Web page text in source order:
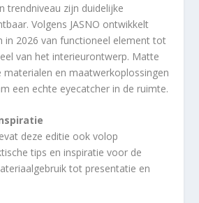
trendniveau zijn duidelijke
Volgens JASNO ontwikkelt
in 2026 van functioneel element tot
van het interieurontwerp. Matte
materialen en maatwerkoplossingen
een echte eyecatcher in de ruimte.
deze editie ook volop
tips en inspiratie voor de
tot presentatie en